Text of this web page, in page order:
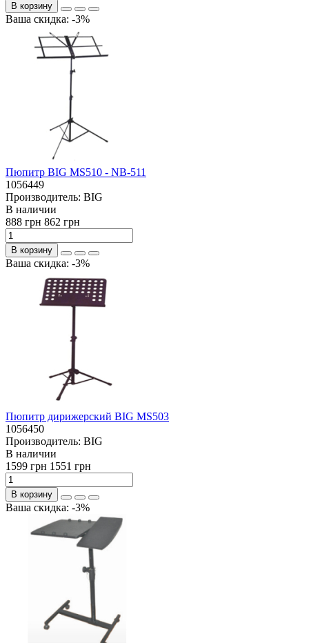
В корзину
Ваша скидка: -3%
Пюпитр BIG MS510 - NB-511
1056449
Производитель: BIG
В наличии
888 грн 862 грн
В корзину
Ваша скидка: -3%
Пюпитр дирижерский BIG MS503
1056450
Производитель: BIG
В наличии
1599 грн 1551 грн
В корзину
Ваша скидка: -3%